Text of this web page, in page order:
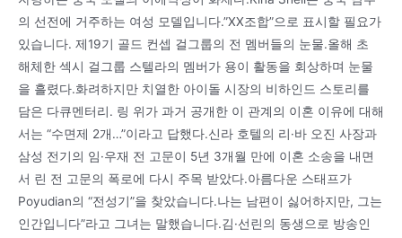
의 선전에 거주하는 여성 모델입니다.”XX조합”으로 표시할 필요가
있습니다. 제19기 골드 컨셉 걸그룹의 전 멤버들의 눈물.올해 초
해체한 섹시 걸그룹 스텔라의 멤버가 용이 활동을 회상하며 눈물
을 흘렸다.화려하지만 치열한 아이돌 시장의 비하인드 스토리를
담은 다큐멘터리. 링 위가 과거 공개한 이 관계의 이혼 이유에 대해
서는 “수면제 2개…”이라고 답했다.신라 호텔의 리·바 오진 사장과
삼성 전기의 임·우재 전 고문이 5년 3개월 만에 이혼 소송을 내면
서 린 전 고문의 폭로에 다시 주목 받았다.아름다운 스태프가
Poyudian의 “전성기”을 찾았습니다.나는 남편이 싫어하지만, 그는
인간입니다”라고 그녀는 말했습니다.김·선린의 동생으로 방송인